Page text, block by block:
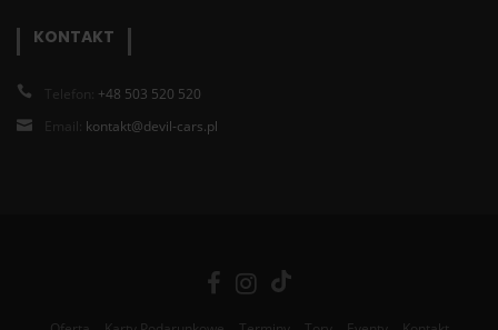
KONTAKT
Telefon: +48 503 520 520
Email: kontakt@devil-cars.pl